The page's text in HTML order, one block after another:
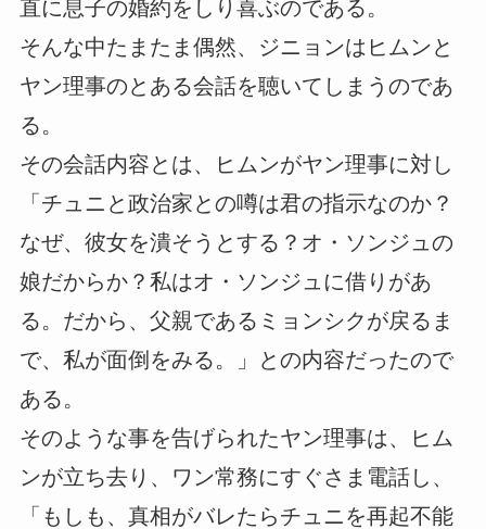
直に息子の婚約をしり喜ぶのである。
そんな中たまたま偶然、ジニョンはヒムンと
ヤン理事のとある会話を聴いてしまうのであ
る。
その会話内容とは、ヒムンがヤン理事に対し
「チュニと政治家との噂は君の指示なのか？
なぜ、彼女を潰そうとする？オ・ソンジュの
娘だからか？私はオ・ソンジュに借りがあ
る。だから、父親であるミョンシクが戻るま
で、私が面倒をみる。」との内容だったので
ある。
そのような事を告げられたヤン理事は、ヒム
ンが立ち去り、ワン常務にすぐさま電話し、
「もしも、真相がバレたらチュニを再起不能